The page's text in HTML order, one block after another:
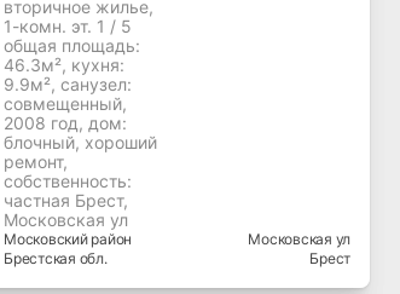
Продается
квартира
вторичное жилье,
1-комн. эт. 1 / 5
общая площадь:
46.3м², кухня:
9.9м², cанузел:
совмещенный,
2008 год, дом:
блочный, хороший
ремонт,
собственность:
частная Брест,
Московская ул